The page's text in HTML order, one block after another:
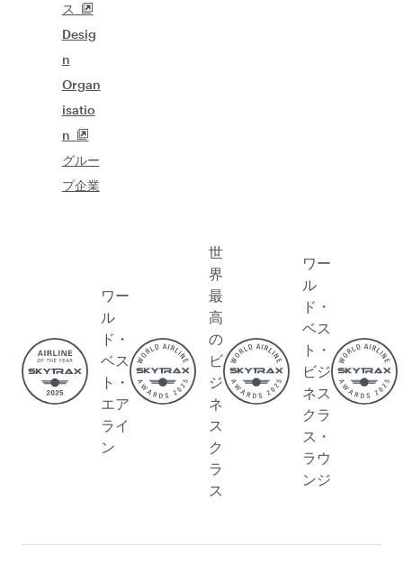
ス
Desig
n
Organ
isatio
n
グルー
プ企業
ワー
ル
ド・
ベス
ト・
エア
ライ
ン
世
界
最
高
の
ビ
ジ
ネ
ス
ク
ラ
ス
ワー
ル
ド・
ベス
ト・
ビジ
ネス
クラ
ス・
ラウ
ンジ